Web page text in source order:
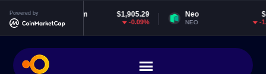
Powered byEthereum $1,905.29
ETH
Neo